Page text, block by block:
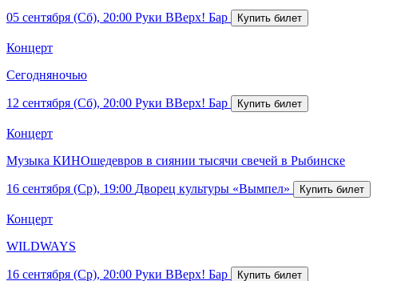
05 сентября (Сб), 20:00 Руки ВВерх! Бар
Концерт
Сегодняночью
12 сентября (Сб), 20:00 Руки ВВерх! Бар
Концерт
Музыка КИНОшедевров в сиянии тысячи свечей в Рыбинске
16 сентября (Ср), 19:00 Дворец культуры «Вымпел»
Концерт
WILDWAYS
16 сентября (Ср), 20:00 Руки ВВерх! Бар